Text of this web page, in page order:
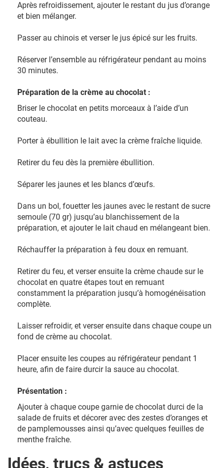
Après refroidissement, ajouter le restant du jus d’orange
et bien mélanger.
Passer au chinois et verser le jus épicé sur les fruits.
Réserver l’ensemble au réfrigérateur pendant au moins
30 minutes.
Préparation de la crème au chocolat :
Briser le chocolat en petits morceaux à l’aide d’un
couteau.
Porter à ébullition le lait avec la crème fraîche liquide.
Retirer du feu dès la première ébullition.
Séparer les jaunes et les blancs d’œufs.
Dans un bol, fouetter les jaunes avec le restant de sucre
semoule (70 gr) jusqu’au blanchissement de la
préparation, et ajouter le lait chaud en mélangeant bien.
Réchauffer la préparation à feu doux en remuant.
Retirer du feu, et verser ensuite la crème chaude sur le
chocolat en quatre étapes tout en remuant
constamment la préparation jusqu’à homogénéisation
complète.
Laisser refroidir, et verser ensuite dans chaque coupe un
fond de crème au chocolat.
Placer ensuite les coupes au réfrigérateur pendant 1
heure, afin de faire durcir la sauce au chocolat.
Présentation :
Ajouter à chaque coupe garnie de chocolat durci de la
salade de fruits et décorer avec des zestes d’oranges et
de pamplemousses ainsi qu’avec quelques feuilles de
menthe fraîche.
Idées, trucs & astuces